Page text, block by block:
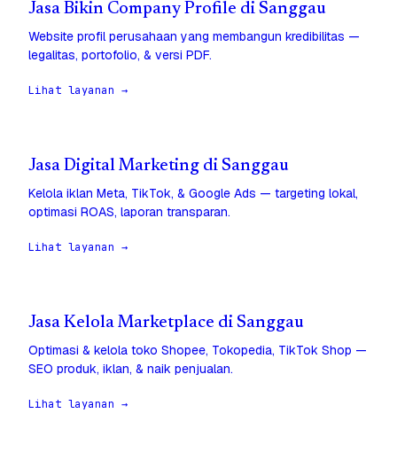
Jasa Bikin Company Profile di Sanggau
Website profil perusahaan yang membangun kredibilitas —
legalitas, portofolio, & versi PDF.
Lihat layanan →
Jasa Digital Marketing di Sanggau
Kelola iklan Meta, TikTok, & Google Ads — targeting lokal,
optimasi ROAS, laporan transparan.
Lihat layanan →
Jasa Kelola Marketplace di Sanggau
Optimasi & kelola toko Shopee, Tokopedia, TikTok Shop —
SEO produk, iklan, & naik penjualan.
Lihat layanan →